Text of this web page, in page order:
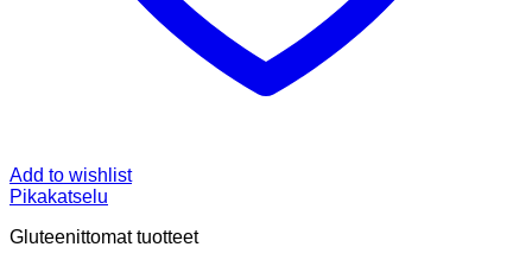
Add to wishlist
Pikakatselu
Gluteenittomat tuotteet